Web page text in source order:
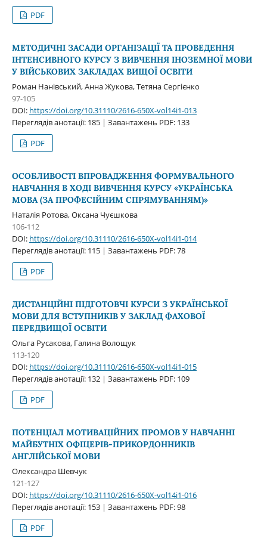
PDF
МЕТОДИЧНІ ЗАСАДИ ОРГАНІЗАЦІЇ ТА ПРОВЕДЕННЯ
ІНТЕНСИВНОГО КУРСУ З ВИВЧЕННЯ ІНОЗЕМНОЇ МОВИ
У ВІЙСЬКОВИХ ЗАКЛАДАХ ВИЩОЇ ОСВІТИ
Роман Нанівський, Анна Жукова, Тетяна Сергієнко
97-105
DOI: https://doi.org/10.31110/2616-650X-vol14i1-013
Переглядів анотації: 185 | Завантажень PDF: 133
PDF
ОСОБЛИВОСТІ ВПРОВАДЖЕННЯ ФОРМУВАЛЬНОГО
НАВЧАННЯ В ХОДІ ВИВЧЕННЯ КУРСУ «УКРАЇНСЬКА
МОВА (ЗА ПРОФЕСІЙНИМ СПРЯМУВАННЯМ)»
Наталія Ротова, Оксана Чуєшкова
106-112
DOI: https://doi.org/10.31110/2616-650X-vol14i1-014
Переглядів анотації: 115 | Завантажень PDF: 78
PDF
ДИСТАНЦІЙНІ ПІДГОТОВЧІ КУРСИ З УКРАЇНСЬКОЇ
МОВИ ДЛЯ ВСТУПНИКІВ У ЗАКЛАД ФАХОВОЇ
ПЕРЕДВИЩОЇ ОСВІТИ
Ольга Русакова, Галина Волощук
113-120
DOI: https://doi.org/10.31110/2616-650X-vol14i1-015
Переглядів анотації: 132 | Завантажень PDF: 109
PDF
ПОТЕНЦІАЛ МОТИВАЦІЙНИХ ПРОМОВ У НАВЧАННІ
МАЙБУТНІХ ОФІЦЕРІВ-ПРИКОРДОННИКІВ
АНГЛІЙСЬКОЇ МОВИ
Олександра Шевчук
121-127
DOI: https://doi.org/10.31110/2616-650X-vol14i1-016
Переглядів анотації: 153 | Завантажень PDF: 98
PDF